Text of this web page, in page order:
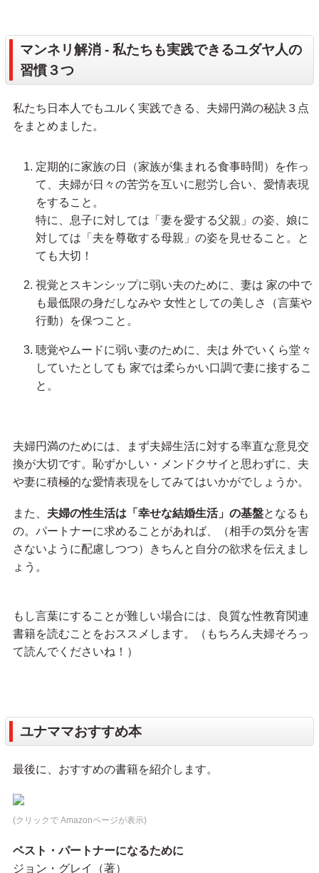
マンネリ解消 - 私たちも実践できるユダヤ人の
習慣３つ
私たち日本人でもユルく実践できる、夫婦円満の秘訣３点
をまとめました。
定期的に家族の日（家族が集まれる食事時間）を作っ
て、夫婦が日々の苦労を互いに慰労し合い、愛情表現
をすること。
特に、息子に対しては「妻を愛する父親」の姿、娘に
対しては「夫を尊敬する母親」の姿を見せること。と
ても大切！
視覚とスキンシップに弱い夫のために、妻は 家の中で
も最低限の身だしなみや 女性としての美しさ（言葉や
行動）を保つこと。
聴覚やムードに弱い妻のために、夫は 外でいくら堂々
していたとしても 家では柔らかい口調で妻に接するこ
と。
夫婦円満のためには、まず夫婦生活に対する率直な意見交
換が大切です。恥ずかしい・メンドクサイと思わずに、夫
や妻に積極的な愛情表現をしてみてはいかがでしょうか。
また、 夫婦の性生活は「幸せな結婚生活」の基盤となるも
の。パートナーに求めることがあれば、（相手の気分を害
さないように配慮しつつ）きちんと自分の欲求を伝えまし
ょう。
もし言葉にすることが難しい場合には、良質な性教育関連
書籍を読むことをおススメします。（もちろん夫婦そろっ
て読んでくださいね！）
ユナママおすすめ本
最後に、おすすめの書籍を紹介します。
(クリックで Amazonページが表示)
ベスト・パートナーになるために
ジョン・グレイ（著）